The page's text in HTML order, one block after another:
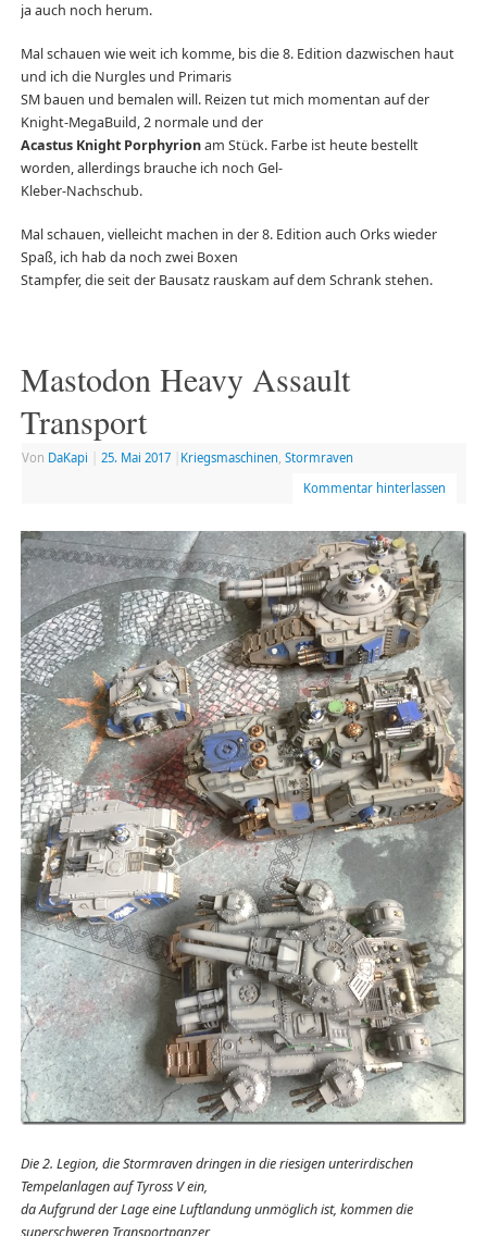
ja auch noch herum.
Mal schauen wie weit ich komme, bis die 8. Edition dazwischen haut
und ich die Nurgles und Primaris
SM bauen und bemalen will. Reizen tut mich momentan auf der
Knight-MegaBuild, 2 normale und der
Acastus Knight Porphyrionam Stück. Farbe ist heute bestellt
worden, allerdings brauche ich noch Gel-
Kleber-Nachschub.
Mal schauen, vielleicht machen in der 8. Edition auch Orks wieder
Spaß, ich hab da noch zwei Boxen
Stampfer, die seit der Bausatz rauskam auf dem Schrank stehen.
Mastodon Heavy Assault
Transport
Von DaKapi 25. Mai 2017 Kriegsmaschinen Stormraven
Kommentar hinterlassen
Die 2. Legion, die Stormraven dringen in die riesigen unterirdischen
Tempelanlagen auf Tyross V ein,
da Aufgrund der Lage eine Luftlandung unmöglich ist, kommen die
superschweren Transportpanzer